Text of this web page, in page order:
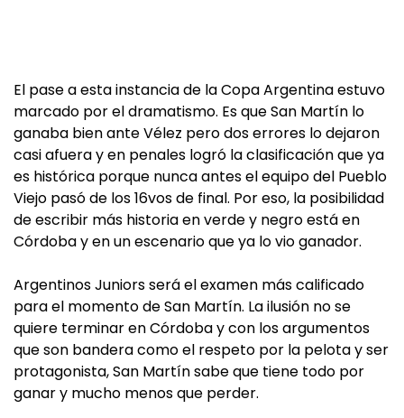
El pase a esta instancia de la Copa Argentina estuvo
marcado por el dramatismo. Es que San Martín lo
ganaba bien ante Vélez pero dos errores lo dejaron
casi afuera y en penales logró la clasificación que ya
es histórica porque nunca antes el equipo del Pueblo
Viejo pasó de los 16vos de final. Por eso, la posibilidad
de escribir más historia en verde y negro está en
Córdoba y en un escenario que ya lo vio ganador.
Argentinos Juniors será el examen más calificado
para el momento de San Martín. La ilusión no se
quiere terminar en Córdoba y con los argumentos
que son bandera como el respeto por la pelota y ser
protagonista, San Martín sabe que tiene todo por
ganar y mucho menos que perder.